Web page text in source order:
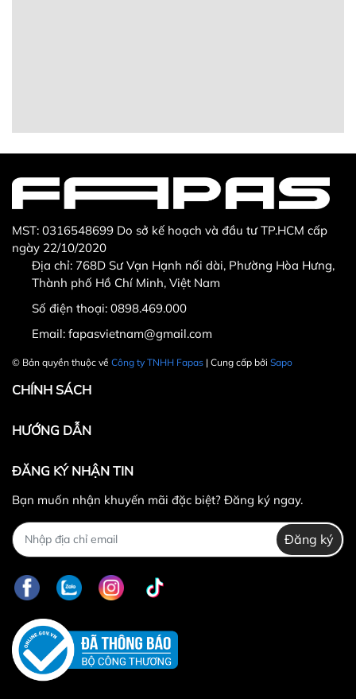
MST: 0316548699 Do sở kế hoạch và đầu tư TP.HCM cấp
ngày 22/10/2020
Địa chỉ: 768D Sư Vạn Hạnh nối dài, Phường Hòa Hưng,
Thành phố Hồ Chí Minh, Việt Nam
Số điện thoại: 0898.469.000
Email: fapasvietnam@gmail.com
© Bản quyền thuộc về Công ty TNHH Fapas | Cung cấp bởi Sapo
CHÍNH SÁCH
HƯỚNG DẪN
ĐĂNG KÝ NHẬN TIN
Bạn muốn nhận khuyến mãi đặc biệt? Đăng ký ngay.
Đăng ký